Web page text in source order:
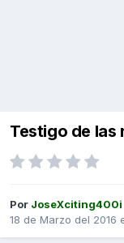
Testigo de las
Por JoseXciting400i
18 de Marzo del 2016